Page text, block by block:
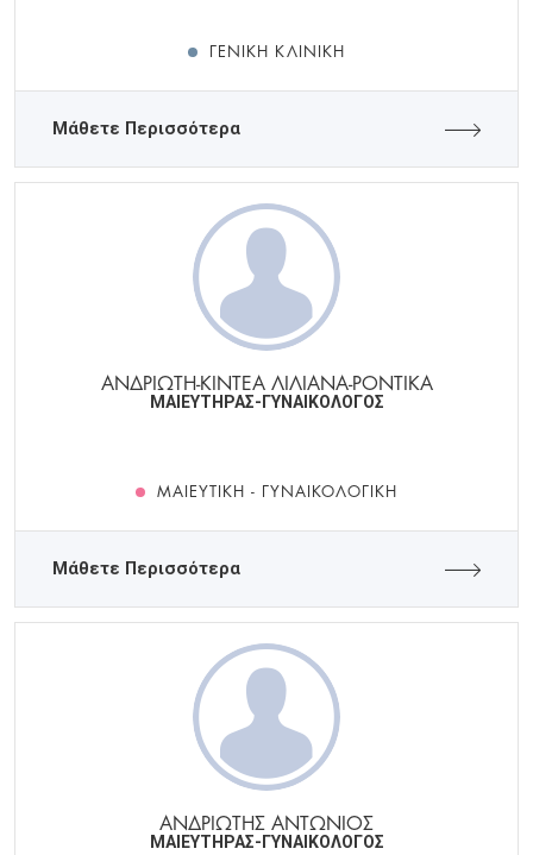
ΓΕΝΙΚΉ ΚΛΙΝΙΚΉ
Μάθετε Περισσότερα
ΑΝΔΡΙΩΤΗ-ΚΙΝΤΕΑ ΛΙΛΙΑΝΑ-ΡΟΝΤΙΚΑ
ΜΑΙΕΥΤΗΡΑΣ-ΓΥΝΑΙΚΟΛΟΓΟΣ
ΜΑΙΕΥΤΙΚΉ - ΓΥΝΑΙΚΟΛΟΓΙΚΉ
Μάθετε Περισσότερα
ΑΝΔΡΙΩΤΗΣ ΑΝΤΩΝΙΟΣ
ΜΑΙΕΥΤΗΡΑΣ-ΓΥΝΑΙΚΟΛΟΓΟΣ